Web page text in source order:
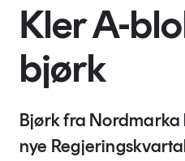
Kler A-
bjørk
Bjørk fra
nye